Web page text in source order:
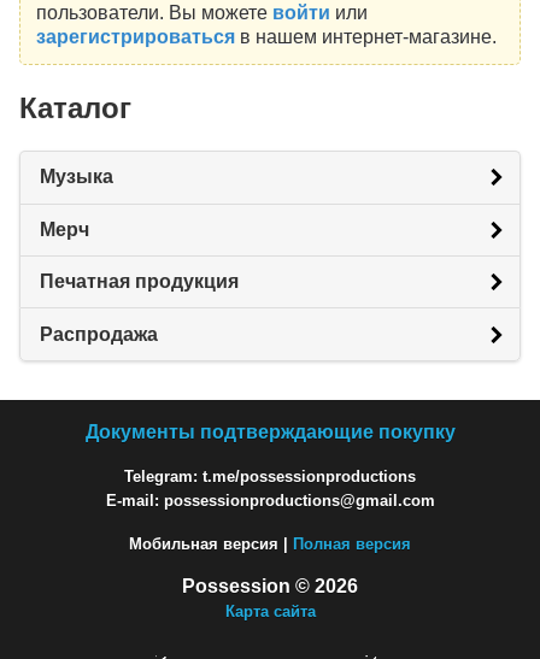
пользователи. Вы можете войти или
зарегистрироватьсяв нашем интернет-магазине.
Каталог
Музыка
Мерч
Печатная продукция
Распродажа
Документы подтверждающие покупку
Telegram: t.me/possessionproductions
E-mail: possessionproductions@gmail.com
Мобильная версия | Полная версия
Possession © 2026
Карта сайта